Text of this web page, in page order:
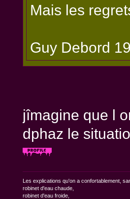
Mais les
Guy Debord
jîmagine que l
dphaz le
Les explications qu'on a confortablement,
robinet d'eau chaude,
robinet d'eau froide,